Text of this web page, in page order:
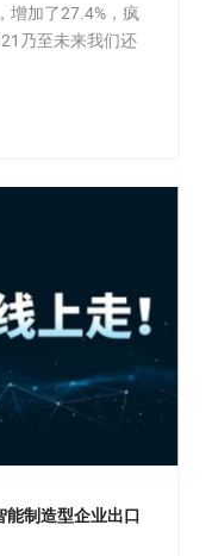
增加了27.4%，疯
乃至未来我们还
能制造型企业出口